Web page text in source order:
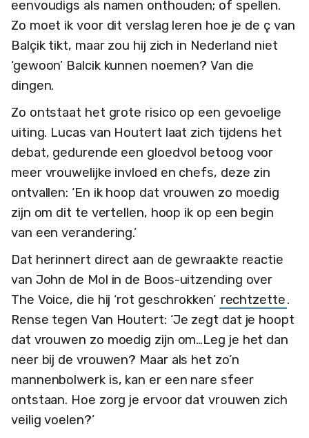
eenvoudigs als namen onthouden; of spellen.
Zo moet ik voor dit verslag leren hoe je de ç van
Balçik tikt, maar zou hij zich in Nederland niet
‘gewoon’ Balcik kunnen noemen? Van die
dingen.
Zo ontstaat het grote risico op een gevoelige
uiting. Lucas van Houtert laat zich tijdens het
debat, gedurende een gloedvol betoog voor
meer vrouwelijke invloed en chefs, deze zin
ontvallen: ‘En ik hoop dat vrouwen zo moedig
zijn om dit te vertellen, hoop ik op een begin
van een verandering.’
Dat herinnert direct aan de gewraakte reactie
van John de Mol in de Boos-uitzending over
The Voice, die hij ‘rot geschrokken’ rechtzette.
Rense tegen Van Houtert: ‘Je zegt dat je hoopt
dat vrouwen zo moedig zijn om…Leg je het dan
neer bij de vrouwen? Maar als het zo’n
mannenbolwerk is, kan er een nare sfeer
ontstaan. Hoe zorg je ervoor dat vrouwen zich
veilig voelen?’